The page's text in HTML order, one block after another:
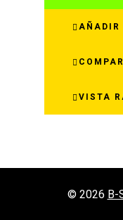
AÑADIR
VISTA
© 2026B-